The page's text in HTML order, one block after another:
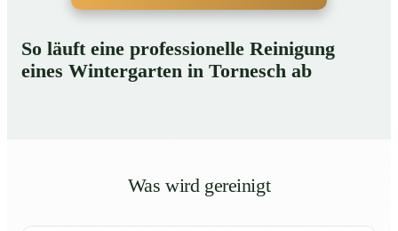
So läuft eine professionelle Reinigung
eines Wintergarten in Tornesch ab
Was wird gereinigt